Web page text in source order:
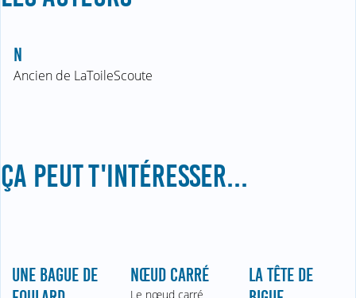
N
Ancien de LaToileScoute
ÇA PEUT T'INTÉRESSER...
UNE BAGUE DE
NŒUD CARRÉ
Le nœud carré
LA TÊTE DE